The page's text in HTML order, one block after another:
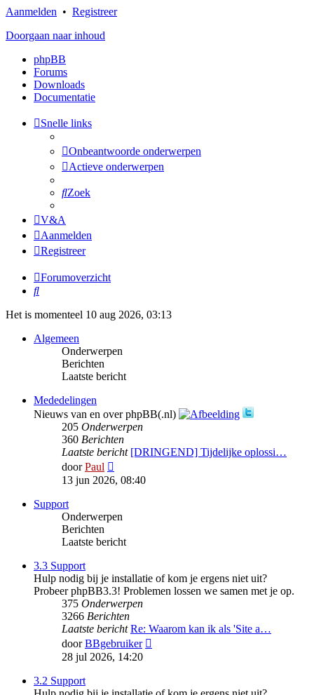
Aanmelden • Registreer
Doorgaan naar inhoud
phpBB
Forums
Downloads
Documentatie
Snelle links
Onbeantwoorde onderwerpen
Actieve onderwerpen
Zoek
V&A
Aanmelden
Registreer
Forumoverzicht
Zoek
Het is momenteel 10 aug 2026, 03:13
Algemeen
Onderwerpen
Berichten
Laatste bericht
Mededelingen
Nieuws van en over phpBB(.nl)
205 Onderwerpen
360 Berichten
Laatste bericht [DRINGEND] Tijdelijke oplossi…
doorPaul
laatste
bericht
13 jun 2026, 08:40
Support
Onderwerpen
Berichten
Laatste bericht
3.3 Support
Hulp nodig bij je installatie of kom je ergens niet uit?
Probeer phpBB3.3! Problemen lossen we samen met je op.
375 Onderwerpen
3266 Berichten
Laatste bericht Re: Waarom kan ik als 'Site a…
doorBBgebruiker
28 jul 2026, 14:20
3.2 Support